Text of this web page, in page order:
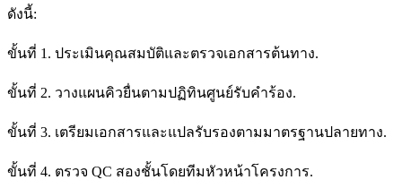
ดังนี้:
ขั้นที่ 1. ประเมินคุณสมบัติและตรวจเอกสารต้นทาง.
ขั้นที่ 2. วางแผนคิวยื่นตามปฏิทินศูนย์รับคำร้อง.
ขั้นที่ 3. เตรียมเอกสารและแปลรับรองตามมาตรฐานปลายทาง.
ขั้นที่ 4. ตรวจ QC สองชั้นโดยทีมหัวหน้าโครงการ.